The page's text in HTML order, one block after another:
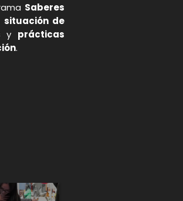
Saberes
situación de
y prácticas
.